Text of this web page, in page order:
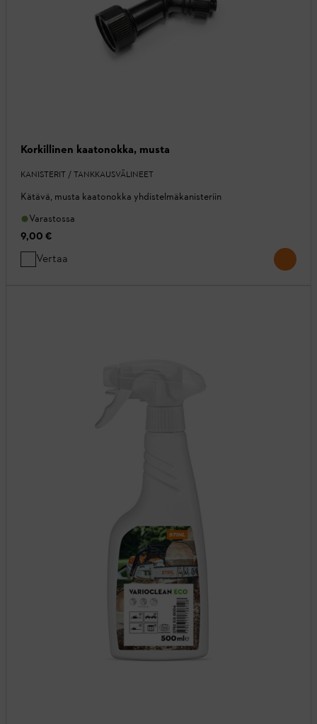
Korkillinen kaatonokka, musta
KANISTERIT / TANKKAUSVÄLINEET
Kätävä, musta kaatonokka yhdistelmäkanisteriin
Varastossa
9,00 €
Vertaa